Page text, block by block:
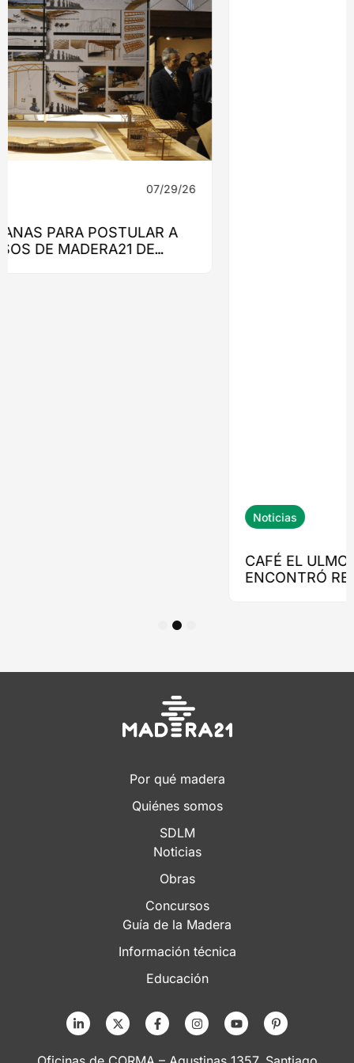
CAFÉ EL ULMO: UN PROYECTO QUE
ENCONTRÓ RESPUESTA EN LA MADERA
Por qué madera
Quiénes somos
SDLM
Noticias
Obras
Concursos
Guía de la Madera
Información técnica
Educación